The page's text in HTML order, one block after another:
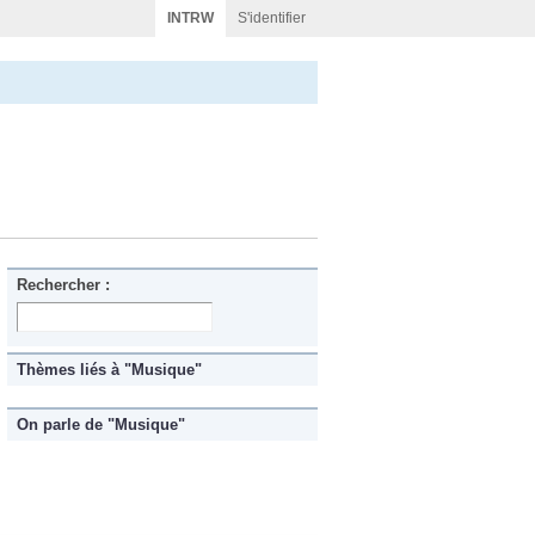
INTRW S'identifier
Rechercher :
Thèmes liés à "Musique"
On parle de "Musique"